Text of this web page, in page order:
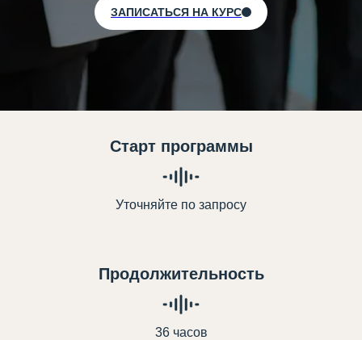
ЗАПИСАТЬСЯ НА КУРС
Старт программы
Уточняйте по запросу
Продолжительность
36 часов